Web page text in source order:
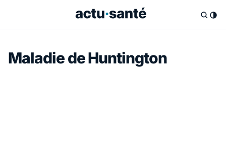
Maladie de Huntington